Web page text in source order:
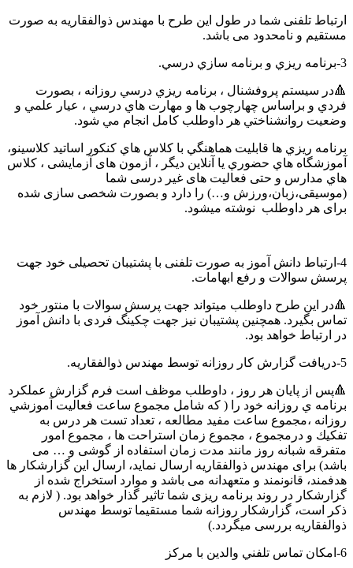
ارتباط تلفنی شما در طول این طرح با مهندس ذوالفقاریه به صورت
مستقیم و نامحدود می باشد.
3-برنامه ريزي و برنامه سازي درسي.
🔺در سيستم پروفشنال ، برنامه ريزي درسي روزانه ، بصورت
فردي و براساس چهارچوب ها و مهارت هاي درسي ، عيار علمي و
وضعيت روانشناختي هر داوطلب کامل انجام مي شود.
برنامه ريزي ها قابليت هماهنگي با كلاس هاي كنكور اساتيد كلاسينو،
آموزشگاه هاي حضوري یا آنلاین دیگر ، آزمون های آزمایشی ، كلاس
هاي مدارس و حتی فعالیت های غیر درسی شما
(موسیقی،زبان،ورزش و…) را دارد و بصورت شخصی سازی شده
برای هر داوطلب نوشته میشود.
4-ارتباط دانش آموز به صورت تلفنی با پشتیبان تحصیلی خود جهت
پرسش سوالات و رفع ابهامات.
🔺در این طرح داوطلب میتواند جهت پرسش سوالات با منتور خود
تماس بگیرد. همچنین پشتیبان نیز جهت چکینگ فردی با دانش آموز
در ارتباط خواهد بود.
5-دريافت گزارش كار روزانه توسط مهندس ذوالفقاریه.
🔺پس از پايان هر روز ، داوطلب موظف است فرم گزارش عملكرد
برنامه ي روزانه خود را ( که شامل مجموع ساعت فعاليت آموزشي
روزانه ،مجموع ساعت مفيد مطالعه ، تعداد تست هر درس به
تفكيك و درمجموع ، مجموع زمان استراحت ها ، مجموع امور
متفرقه شبانه روز مانند مدت زمان استفاده از گوشی و … می
باشد) برای مهندس ذوالفقاریه ارسال نماید، ارسال این گزارشکار ها
هدفمند، قانونمند و متعهدانه می باشد و موارد استخراج شده از
گزارشکار در روند برنامه ریزی شما تاثیر گذار خواهد بود. ( لازم به
ذکر است، گزارشکار روزانه شما مستقیما توسط مهندس
ذوالفقاریه بررسی میگردد.)
6-امكان تماس تلفني والدين با مرکز